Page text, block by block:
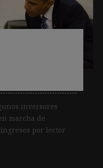
inversores
marcha de
por lector